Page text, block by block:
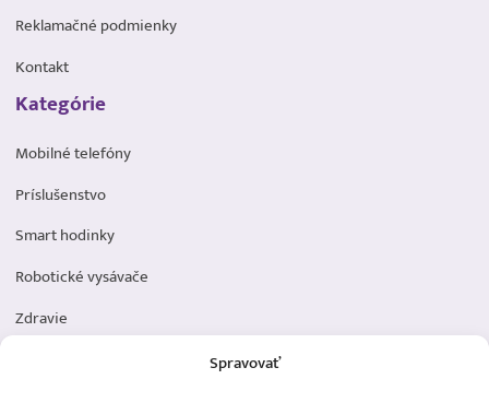
Spravovať
Reklamačné podmienky
Kontakt
Kategórie
Mobilné telefóny
Príslušenstvo
Smart hodinky
Robotické vysávače
Zdravie